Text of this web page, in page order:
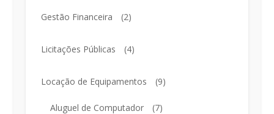
Gestão Financeira (2)
Licitações Públicas (4)
Locação de Equipamentos (9)
Aluguel de Computador (7)